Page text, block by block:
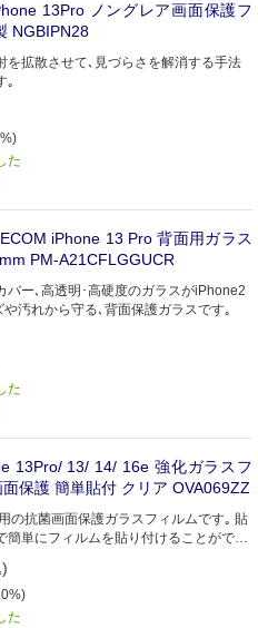
13Pro ノングレア画面保護フ
NGBIPN28
を拡散させて､見づらさを解消する手法
｡
た
iPhone 13 Pro 背面用ガラス
PM-A21CFLGGUCR
バー､高透明･高硬度のガラスがiPhone2
汚れから守る､背面保護ガラスです｡
た
13Pro/ 13/ 14/ 16e 強化ガラスフ
面保護 簡単貼付 クリア OVA069ZZ
の抗菌画面保護ガラスフィルムです｡ 貼
簡単にフィルムを貼り付けることができ
た